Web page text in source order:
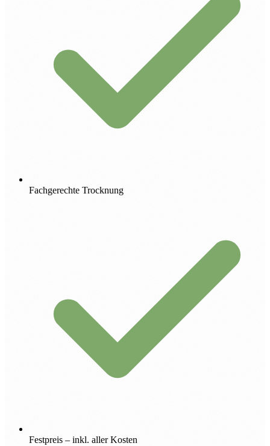
Fachgerechte Trocknung
Festpreis – inkl. aller Kosten